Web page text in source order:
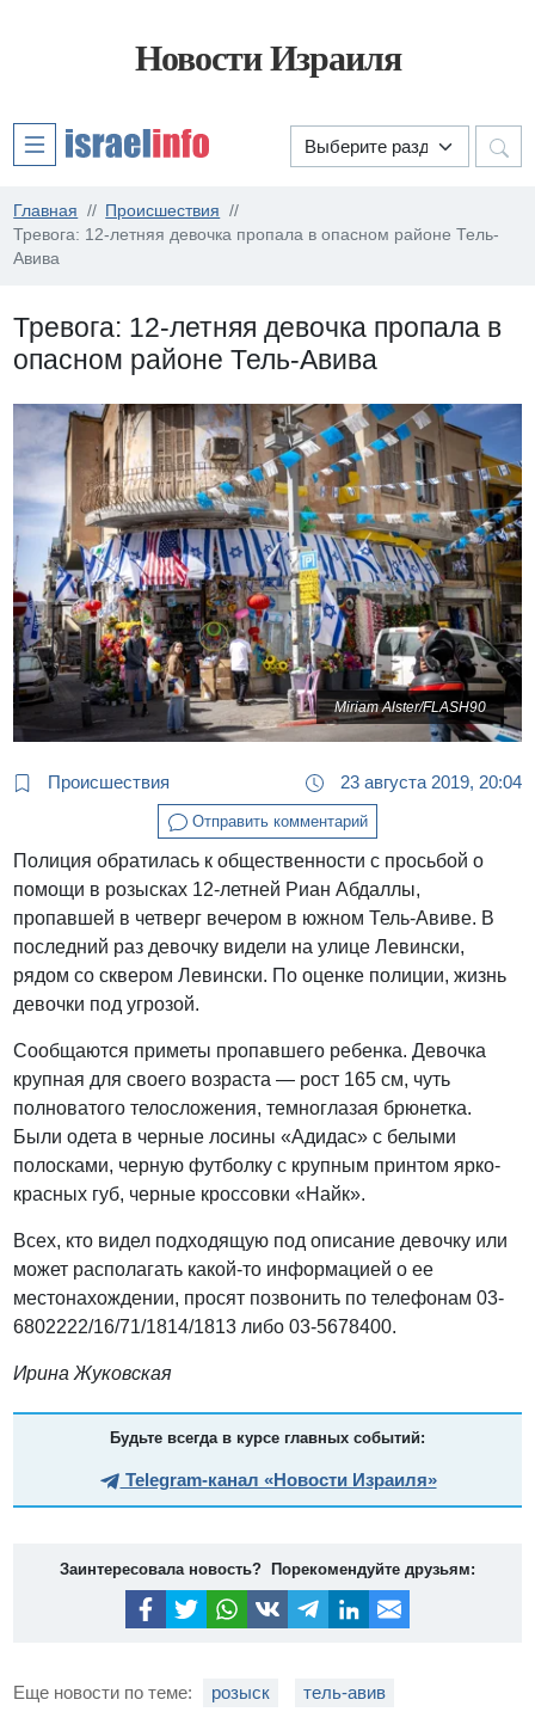
Новости Израиля
Главная
Происшествия
Тревога: 12-летняя девочка пропала в опасном районе Тель-
Авива
Тревога: 12-летняя девочка пропала в
опасном районе Тель-Авива
Miriam Alster/FLASH90
Происшествия 23 августа 2019, 20:04
Отправить комментарий
Полиция обратилась к общественности с просьбой о
помощи в розысках 12-летней Риан Абдаллы,
пропавшей в четверг вечером в южном Тель-Авиве. В
последний раз девочку видели на улице Левински,
рядом со сквером Левински. По оценке полиции, жизнь
девочки под угрозой.
Сообщаются приметы пропавшего ребенка. Девочка
крупная для своего возраста — рост 165 см, чуть
полноватого телосложения, темноглазая брюнетка.
Были одета в черные лосины «Адидас» с белыми
полосками, черную футболку с крупным принтом ярко-
красных губ, черные кроссовки «Найк».
Всех, кто видел подходящую под описание девочку или
может располагать какой-то информацией о ее
местонахождении, просят позвонить по телефонам 03-
6802222/16/71/1814/1813 либо 03-5678400.
Ирина Жуковская
Будьте всегда в курсе главных событий:
Telegram-канал «Новости Израиля»
Заинтересовала новость? Порекомендуйте друзьям:
Еще новости по теме: розыск тель-авив